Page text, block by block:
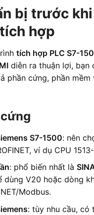
bị trước
hợp
tích hợp PLC S7-
diễn ra thuận lợi, bạn
phần cứng, phần
S7-1500: nên
ví dụ CPU
: phổ biến nhất là
dùng V20 hoặc dòng
Modbus.
: tùy nhu cầu, có